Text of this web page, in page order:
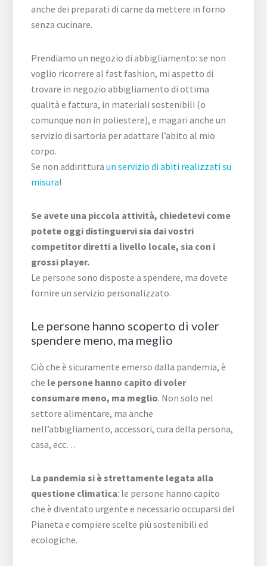
anche dei preparati di carne da mettere in forno
senza cucinare.
Prendiamo un negozio di abbigliamento: se non
voglio ricorrere al fast fashion, mi aspetto di
trovare in negozio abbigliamento di ottima
qualità e fattura, in materiali sostenibili (o
comunque non in poliestere), e magari anche un
servizio di sartoria per adattare l’abito al mio
corpo.
Se non addiritturaun servizio di abiti realizzati su
misura!
Se avete una piccola attività, chiedetevi come
potete oggi distinguervi sia dai vostri
competitor diretti a livello locale, sia con i
grossi player.
Le persone sono disposte a spendere, ma dovete
fornire un servizio personalizzato.
Le persone hanno scoperto di voler
spendere meno, ma meglio
Ciò che è sicuramente emerso dalla pandemia, è
che le persone hanno capito di voler
consumare meno, ma meglio. Non solo nel
settore alimentare, ma anche
nell’abbigliamento, accessori, cura della persona,
casa, ecc…
La pandemia si è strettamente legata alla
questione climatica: le persone hanno capito
che è diventato urgente e necessario occuparsi del
Pianeta e compiere scelte più sostenibili ed
ecologiche.